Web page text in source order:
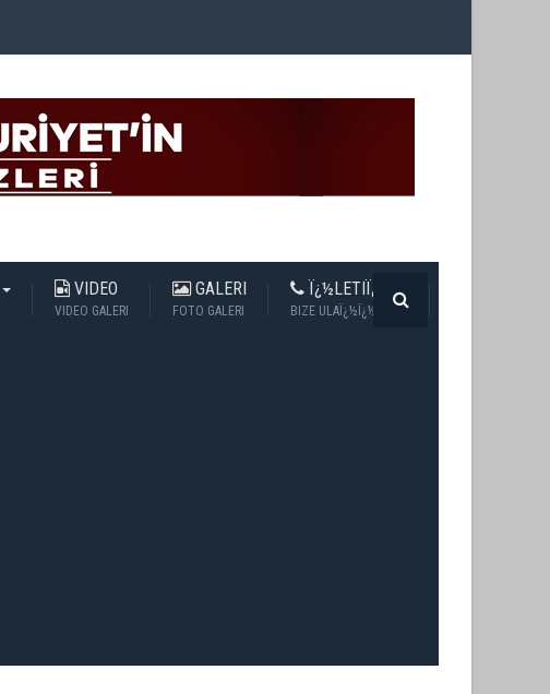
VIDEO
VIDEO GALERI
GALERI
FOTO GALERI
Ï¿½LETIÏ¿½IM
BIZE ULAÏ¿½Ï¿½N